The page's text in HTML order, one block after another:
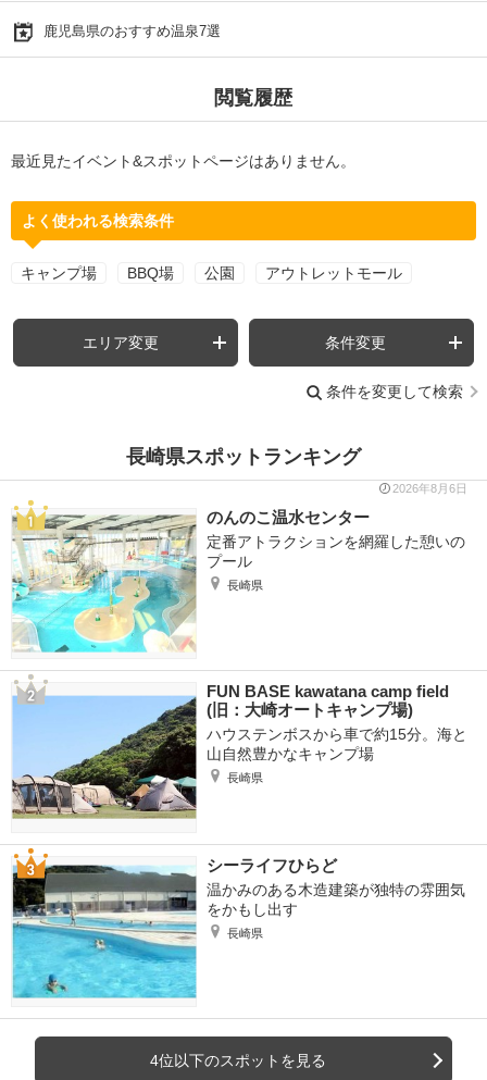
鹿児島県のおすすめ温泉7選
閲覧履歴
最近見たイベント&スポットページはありません。
よく使われる検索条件
キャンプ場 BBQ場 公園 アウトレットモール
エリア変更 条件変更
条件を変更して検索
長崎県スポットランキング
2026年8月6日
のんのこ温水センター
定番アトラクションを網羅した憩いの
プール
長崎県
FUN BASE kawatana camp field
(旧：大崎オートキャンプ場)
ハウステンボスから車で約15分。海と
山自然豊かなキャンプ場
長崎県
シーライフひらど
温かみのある木造建築が独特の雰囲気
をかもし出す
長崎県
4位以下のスポットを見る